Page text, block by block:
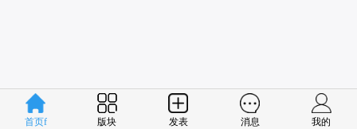
首页f 版块 发表 消息 我的